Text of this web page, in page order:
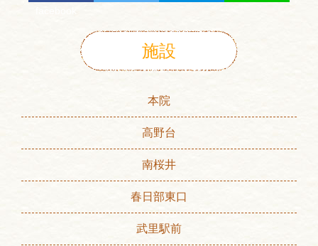
施設
本院
高野台
南桜井
春日部東口
武里駅前